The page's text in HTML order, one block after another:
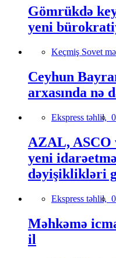
Gömrükdə
yeni
Keçmiş Sovet
Ceyhun
arxasında nə
Ekspress təhlil,
AZAL, ASCO
yeni
dəyişiklikləri
Ekspress təhlil,
Məhkəmə
il